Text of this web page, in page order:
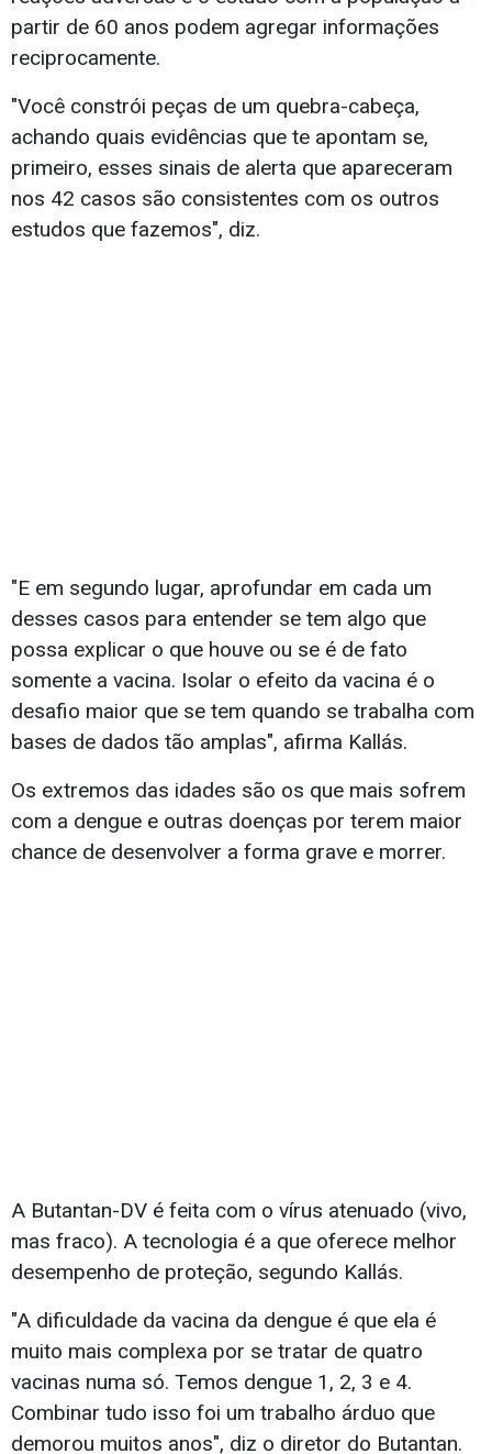
partir de 60 anos podem agregar informações
reciprocamente.
"Você constrói peças de um quebra-cabeça,
achando quais evidências que te apontam se,
primeiro, esses sinais de alerta que apareceram
nos 42 casos são consistentes com os outros
estudos que fazemos", diz.
"E em segundo lugar, aprofundar em cada um
desses casos para entender se tem algo que
possa explicar o que houve ou se é de fato
somente a vacina. Isolar o efeito da vacina é o
desafio maior que se tem quando se trabalha com
bases de dados tão amplas", afirma Kallás.
Os extremos das idades são os que mais sofrem
com a dengue e outras doenças por terem maior
chance de desenvolver a forma grave e morrer.
A Butantan-DV é feita com o vírus atenuado (vivo,
mas fraco). A tecnologia é a que oferece melhor
desempenho de proteção, segundo Kallás.
"A dificuldade da vacina da dengue é que ela é
muito mais complexa por se tratar de quatro
vacinas numa só. Temos dengue 1, 2, 3 e 4.
Combinar tudo isso foi um trabalho árduo que
demorou muitos anos", diz o diretor do Butantan.